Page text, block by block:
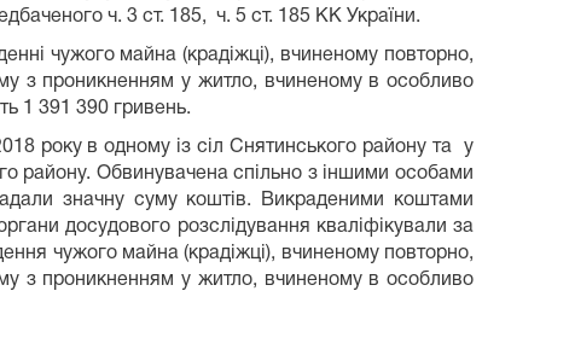
ч. 3 ст. 185, ч. 5 ст. 185 КК України.
чужого майна (крадіжці), вчиненому повторно,
з проникненням у житло, вчиненому в особливо
1 391 390 гривень.
в одному із сіл Снятинського району та у
району. Обвинувачена спільно з іншими особами
значну суму коштів. Викраденими коштами
досудового розслідування кваліфікували за
чужого майна (крадіжці), вчиненому повторно,
з проникненням у житло, вчиненому в особливо